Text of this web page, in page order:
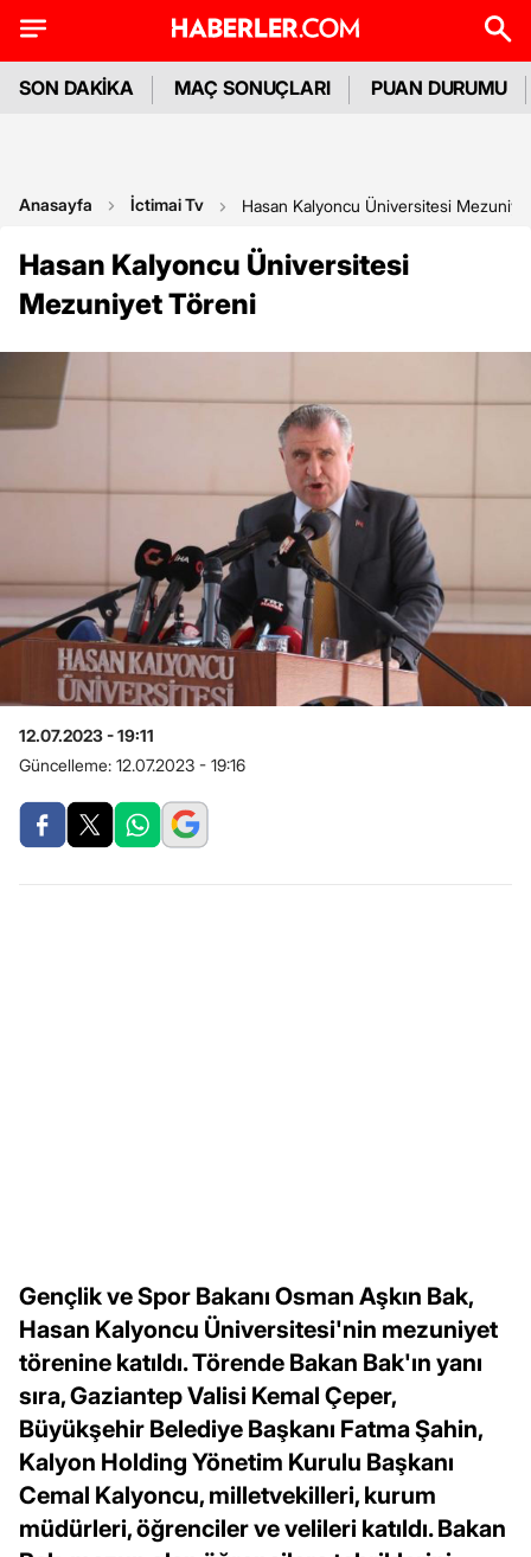
SON DAKİKA MAÇ SONUÇLARI PUAN DURUMU
Anasayfa İctimai Tv Hasan Kalyoncu Üniversitesi
Hasan Kalyoncu Üniversitesi
Mezuniyet Töreni
12.07.2023 - 19:11
Güncelleme: 12.07.2023 - 19:16
Gençlik ve Spor Bakanı Osman Aşkın Bak,
Hasan Kalyoncu Üniversitesi'nin mezuniyet
törenine katıldı. Törende Bakan Bak'ın yanı
sıra, Gaziantep Valisi Kemal Çeper,
Büyükşehir Belediye Başkanı Fatma Şahin,
Kalyon Holding Yönetim Kurulu Başkanı
Cemal Kalyoncu, milletvekilleri, kurum
müdürleri, öğrenciler ve velileri katıldı. Bakan